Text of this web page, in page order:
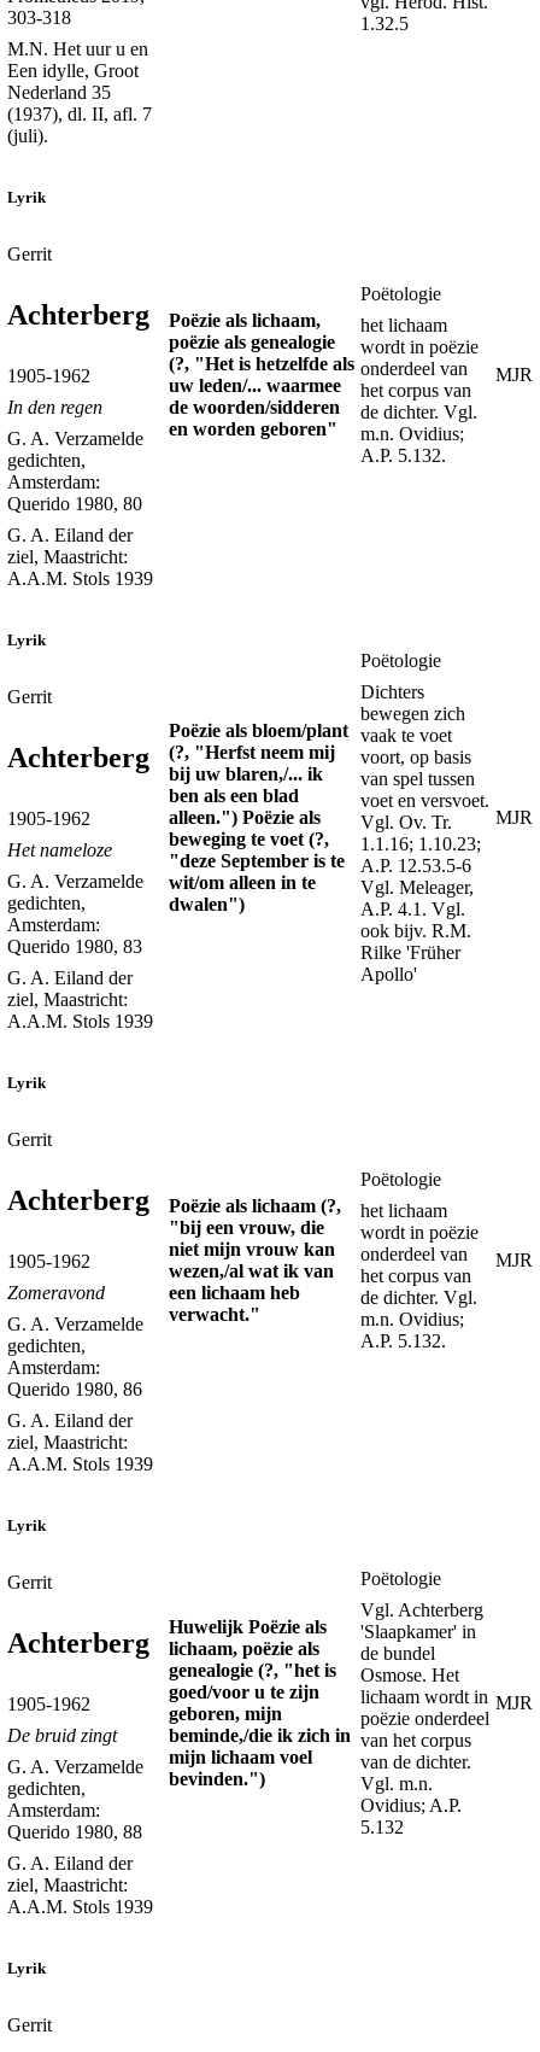
303-318
M.N. Het uur u en
Een idylle, Groot
Nederland 35
(1937), dl. II, afl. 7
(juli).
1.32.5
Lyrik
Gerrit
Achterberg
1905-1962
In den regen
G. A. Verzamelde
gedichten,
Amsterdam:
Querido 1980, 80
G. A. Eiland der
ziel, Maastricht:
A.A.M. Stols 1939
Poëzie als lichaam,
poëzie als genealogie
(?, "Het is hetzelfde als
uw leden/... waarmee
de woorden/sidderen
en worden geboren"
Poëtologie
het lichaam
wordt in poëzie
onderdeel van
het corpus van
de dichter. Vgl.
m.n. Ovidius;
A.P. 5.132.
MJR
Lyrik
Gerrit
Achterberg
1905-1962
Het nameloze
G. A. Verzamelde
gedichten,
Amsterdam:
Querido 1980, 83
G. A. Eiland der
ziel, Maastricht:
A.A.M. Stols 1939
Poëzie als bloem/plant
(?, "Herfst neem mij
bij uw blaren,/... ik
ben als een blad
alleen.") Poëzie als
beweging te voet (?,
"deze September is te
wit/om alleen in te
dwalen")
Poëtologie
Dichters
bewegen zich
vaak te voet
voort, op basis
van spel tussen
voet en versvoet.
Vgl. Ov. Tr.
1.1.16; 1.10.23;
A.P. 12.53.5-6
Vgl. Meleager,
A.P. 4.1. Vgl.
ook bijv. R.M.
Rilke 'Früher
Apollo'
MJR
Lyrik
Gerrit
Achterberg
1905-1962
Zomeravond
G. A. Verzamelde
gedichten,
Amsterdam:
Querido 1980, 86
G. A. Eiland der
ziel, Maastricht:
A.A.M. Stols 1939
Poëzie als lichaam (?,
"bij een vrouw, die
niet mijn vrouw kan
wezen,/al wat ik van
een lichaam heb
verwacht."
Poëtologie
het lichaam
wordt in poëzie
onderdeel van
het corpus van
de dichter. Vgl.
m.n. Ovidius;
A.P. 5.132.
MJR
Lyrik
Gerrit
Achterberg
1905-1962
De bruid zingt
G. A. Verzamelde
gedichten,
Amsterdam:
Querido 1980, 88
G. A. Eiland der
ziel, Maastricht:
A.A.M. Stols 1939
Huwelijk Poëzie als
lichaam, poëzie als
genealogie (?, "het is
goed/voor u te zijn
geboren, mijn
beminde,/die ik zich in
mijn lichaam voel
bevinden.")
Poëtologie
Vgl. Achterberg
'Slaapkamer' in
de bundel
Osmose. Het
lichaam wordt in
poëzie onderdeel
van het corpus
van de dichter.
Vgl. m.n.
Ovidius; A.P.
5.132
MJR
Lyrik
Gerrit